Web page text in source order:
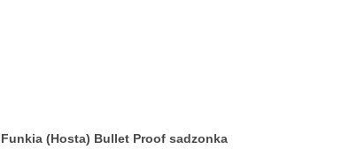
Funkia (Hosta) Bullet Proof sadzonka